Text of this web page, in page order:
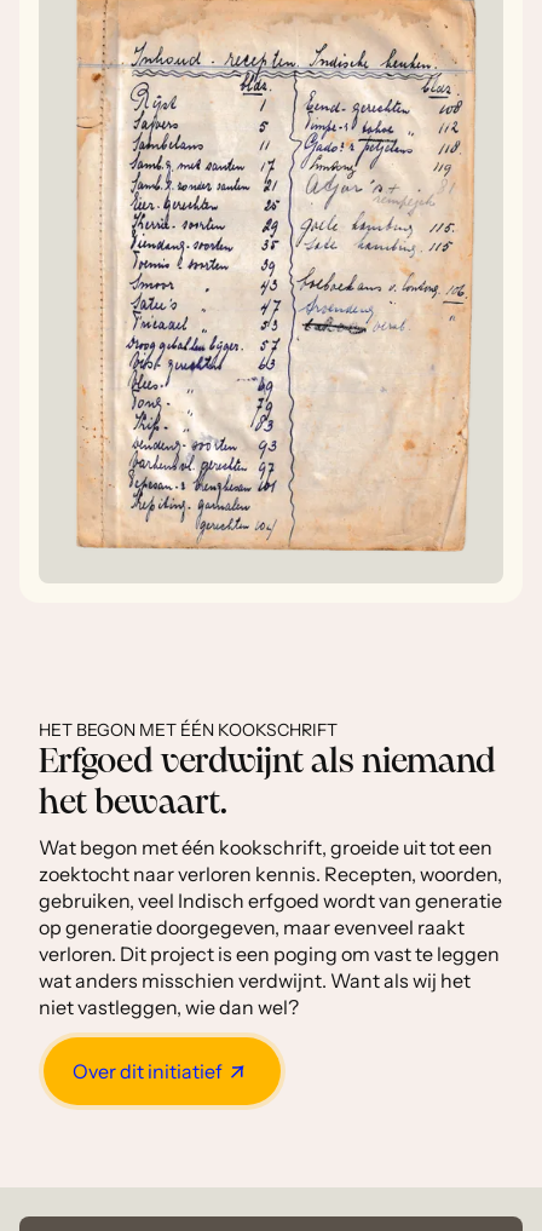
HET BEGON MET ÉÉN KOOKSCHRIFT
Erfgoed verdwijnt als niemand
het bewaart.
Wat begon met één kookschrift, groeide uit tot een
zoektocht naar verloren kennis. Recepten, woorden,
gebruiken, veel Indisch erfgoed wordt van generatie
op generatie doorgegeven, maar evenveel raakt
verloren. Dit project is een poging om vast te leggen
wat anders misschien verdwijnt. Want als wij het
niet vastleggen, wie dan wel?
Over dit initiatief